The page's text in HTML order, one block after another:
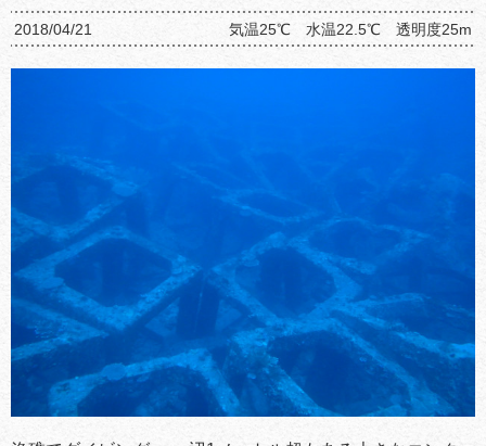
2018/04/21 気温25℃ 水温22.5℃ 透明度25m